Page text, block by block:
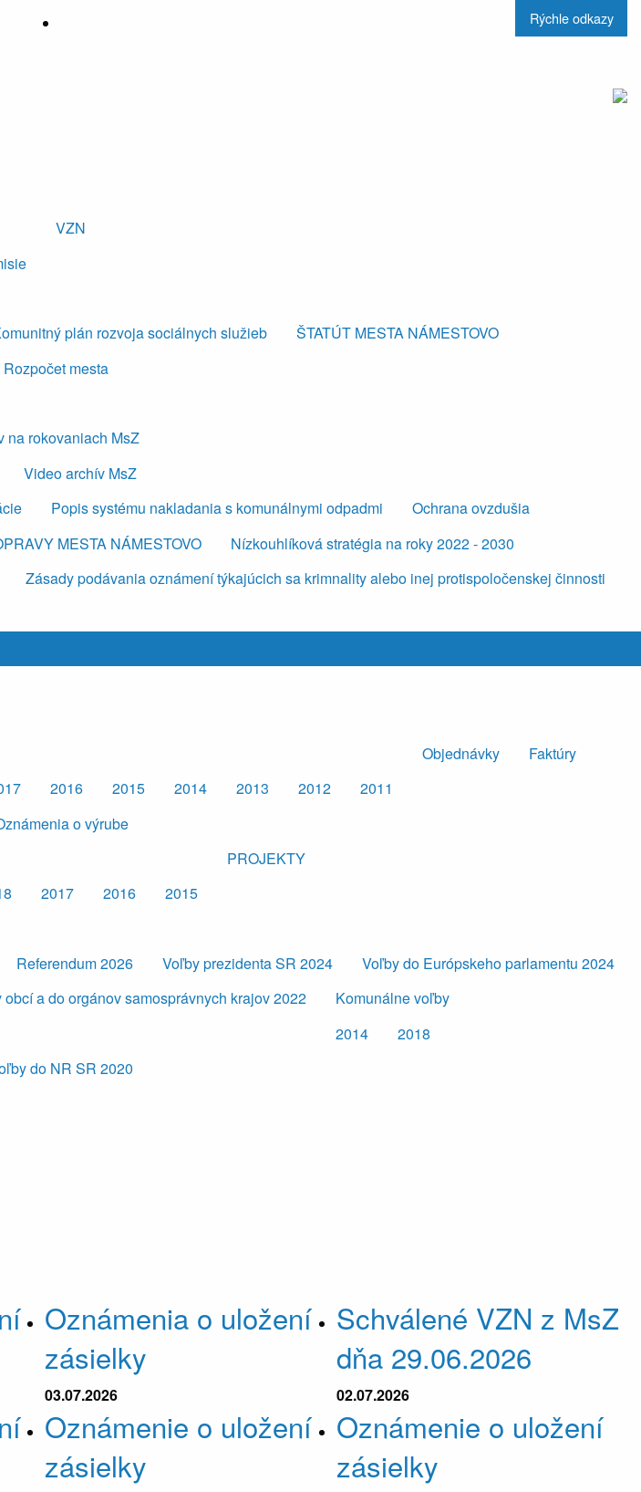
Rýchle odkazy
VZN
plán rozvoja sociálnych služieb
ŠTATÚT MESTA NÁMESTOVO
Rozpočet mesta
na rokovaniach MsZ
Video archív MsZ
Popis systému nakladania s komunálnymi odpadmi
Ochrana ovzdušia
MESTA NÁMESTOVO
Nízkouhlíková stratégia na roky 2022 - 2030
Zásady podávania oznámení týkajúcich sa krimnality alebo inej protispoločenskej činnosti
2016 2015 2014 2013 2012 2011
Objednávky Faktúry
o výrube
2017 2016 2015
PROJEKTY
Referendum 2026 Voľby prezidenta SR 2024
Voľby do Európskeho parlamentu 2024
a do orgánov samosprávnych krajov 2022
Komunálne voľby
2014
2018
do NR SR 2020
Oznámenia o uložení
zásielky
03.07.2026
Schválené VZN z MsZ
dňa 29.06.2026
02.07.2026
Oznámenie o uložení
zásielky
Oznámenie o uložení
zásielky